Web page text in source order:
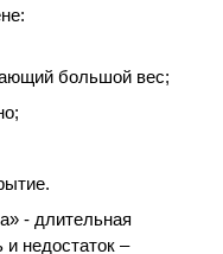
большой вес;
- длительная
и недостаток –